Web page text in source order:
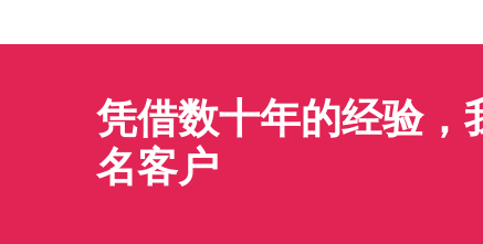
凭借数十年的经验，
名客户